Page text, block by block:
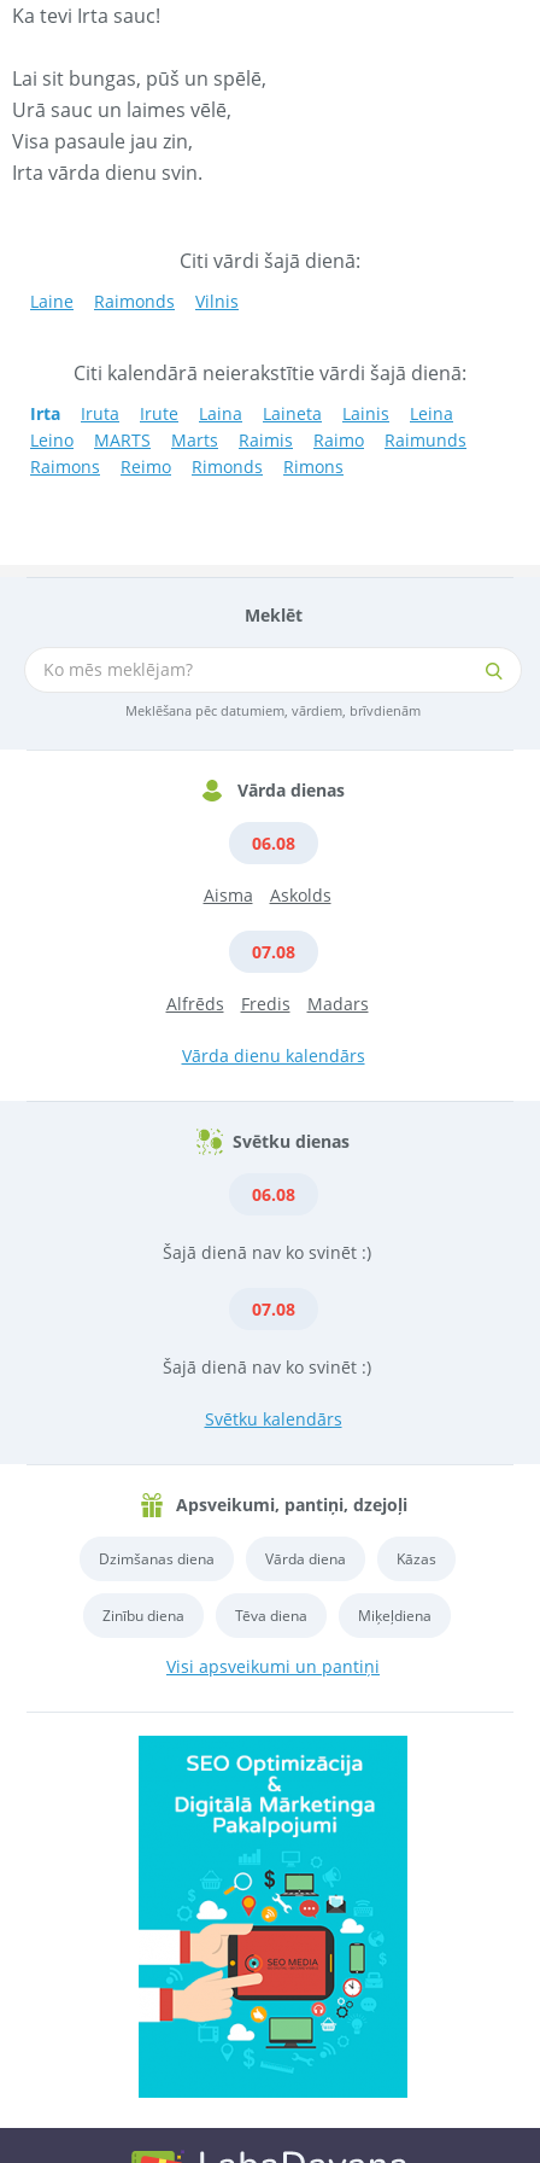
Meklēt
Meklēšana pēc datumiem, vārdiem, brīvdienām
Vārda dienas
06.08
Aisma Askolds
07.08
Alfrēds Fredis Madars
Vārda dienu kalendārs
Svētku dienas
06.08
Šajā dienā nav ko svinēt :)
07.08
Šajā dienā nav ko svinēt :)
Svētku kalendārs
Apsveikumi, pantiņi, dzejoļi
Dzimšanas diena Vārda diena Kāzas
Zinību diena Tēva diena Miķeļdiena
Visi apsveikumi un pantiņi
Ka tevi Irta sauc!
Lai sit bungas, pūš un spēlē,
Urā sauc un laimes vēlē,
Visa pasaule jau zin,
Irta vārda dienu svin.
Citi vārdi šajā dienā:
Laine Raimonds Vilnis
Citi kalendārā neierakstītie vārdi šajā dienā:
Irta Iruta Irute Laina Laineta Lainis
Leina
Leino
MARTS Marts Raimis Raimo
Raimunds
Raimons
Reimo Rimonds Rimons